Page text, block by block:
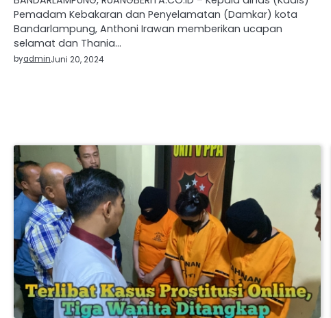
Pemadam Kebakaran dan Penyelamatan (Damkar) kota
Bandarlampung, Anthoni Irawan memberikan ucapan
selamat dan Thania…
byadminJuni 20, 2024